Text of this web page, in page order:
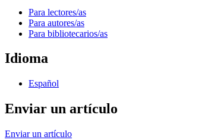
Para lectores/as
Para autores/as
Para bibliotecarios/as
Idioma
Español
Enviar un artículo
Enviar un artículo